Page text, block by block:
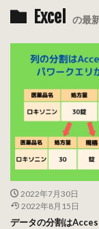
Excel の最
2022年7月30日
2022年8月15日
データの分割は